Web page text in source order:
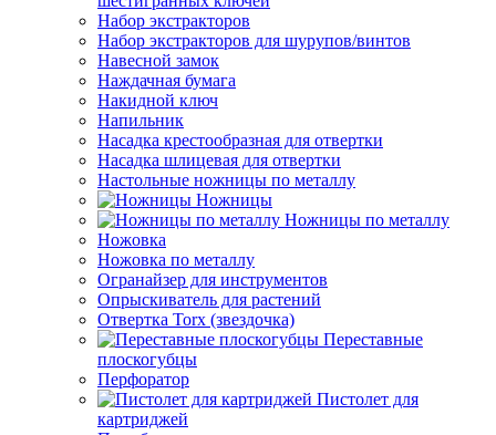
Набор экстракторов
Набор экстракторов для шурупов/винтов
Навесной замок
Наждачная бумага
Накидной ключ
Напильник
Насадка крестообразная для отвертки
Насадка шлицевая для отвертки
Настольные ножницы по металлу
Ножницы
Ножницы по металлу
Ножовка
Ножовка по металлу
Огранайзер для инструментов
Опрыскиватель для растений
Отвертка Torx (звездочка)
Переставные
плоскогубцы
Перфоратор
Пистолет для
картриджей